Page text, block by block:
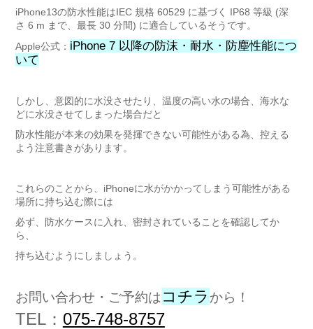
iPhone13の防水性能はIEC 規格 60529 に基づく IP68 等級 (深
さ 6 m まで、最長 30 分間) に適合しているそうです。
Apple公式： iPhone 7 以降の防沫・耐水・防塵性能につ
いて
しかし、意図的に水没させたり、温度の高い水の場合、海水な
どに水没させてしまった場合だと
防水性能が本来の効果を発揮できない可能性がある為、控える
よう注意書きがあります。
これらのことから、iPhoneに水がかかってしまう可能性がある
場所に持ち込む際には
必ず、防水ケースに入れ、密封されていることを確認してか
ら、
持ち込むようにしましょう。
お問い合わせ・ご予約は コチラ から！
TEL： 075-748-8757